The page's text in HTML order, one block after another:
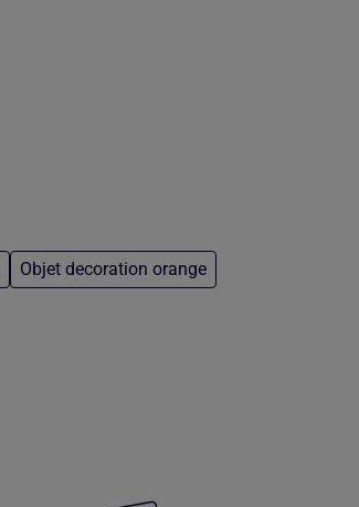
Objet decoration orange